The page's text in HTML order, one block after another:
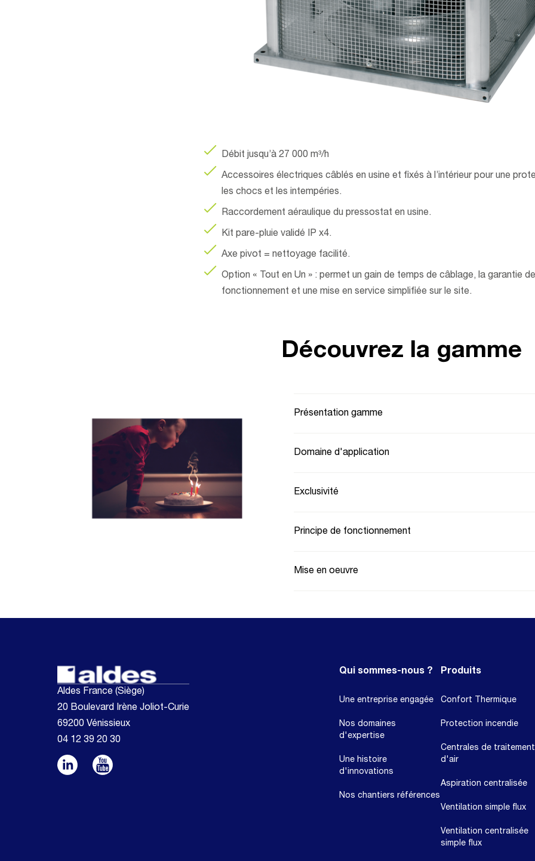
Débit jusqu’à 27 000 m³/h
Accessoires électriques câblés en usine et fixés à l’intérieur pour une
les chocs et les intempéries.
Raccordement aéraulique du pressostat en usine.
Kit pare-pluie validé IP x4.
Axe pivot = nettoyage facilité.
Option « Tout en Un » : permet un gain de temps de câblage, la garantie de
fonctionnement et une mise en service simplifiée sur le site.
Découvrez la gamme
Présentation gamme
Domaine d'application
Exclusivité
Principe de fonctionnement
Mise en oeuvre
Aldes France (Siège)
20 Boulevard Irène Joliot-Curie
69200 Vénissieux
04 12 39 20 30
Qui sommes-nous ?
Une entreprise engagée
Nos domaines
d'expertise
Une histoire
d'innovations
Nos chantiers références
Produits
Confort Thermique
Protection incendie
Centrales de traitement
d'air
Aspiration centralisée
Ventilation simple flux
Ventilation centralisée
simple flux